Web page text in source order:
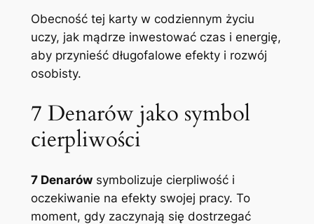
Obecność tej karty w codziennym życiu
uczy, jak mądrze inwestować czas i energię,
aby przynieść długofalowe efekty i rozwój
osobisty.
7 Denarów jako symbol
cierpliwości
7 Denarówsymbolizuje cierpliwość i
oczekiwanie na efekty swojej pracy. To
moment, gdy zaczynają się dostrzegać